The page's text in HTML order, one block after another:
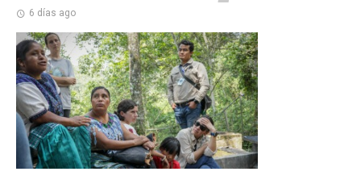
6 días ago